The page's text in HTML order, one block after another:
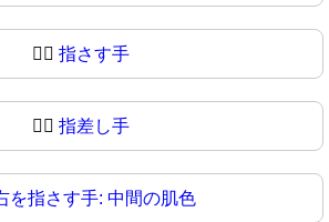
👉🏻 指さす手
👉🏼 指差し手
を指さす手: 中間の肌色